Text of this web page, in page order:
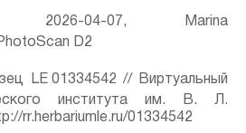
04-07, Marina
D2
LE 01334542 // Виртуальный
института им. В. Л.
rr.herbariumle.ru/01334542